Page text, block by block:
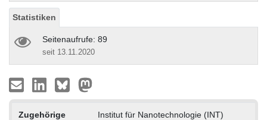
Statistiken
Seitenaufrufe: 89
seit 13.11.2020
Zugehörige
Institut für Nanotechnologie (INT)